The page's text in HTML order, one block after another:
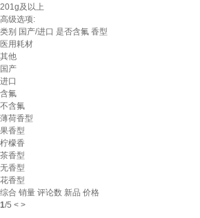
201g及以上
高级选项:
类别 国产/进口 是否含氟 香型
医用耗材
其他
国产
进口
含氟
不含氟
薄荷香型
果香型
柠檬香
茶香型
无香型
花香型
综合 销量 评论数 新品 价格
1/5 < >